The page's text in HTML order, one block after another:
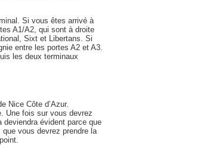
Si vous êtes arrivé à
A1/A2, qui sont à droite
Sixt et Libertans. Si
entre les portes A2 et A3.
les deux terminaux
Nice Côte d’Azur.
Une fois sur vous devrez
deviendra évident parce que
vous devrez prendre la